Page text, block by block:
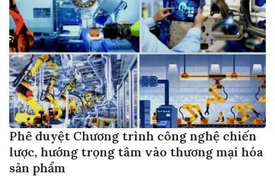
Phê duyệt Chương trình công nghệ chiến
lược, hướng trọng tâm vào thương mại hóa
sản phẩm